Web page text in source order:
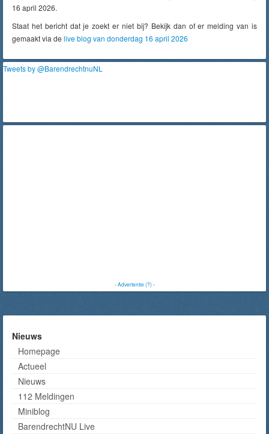
16 april 2026.
Staat het bericht dat je zoekt er niet bij? Bekijk dan of er melding van is
gemaakt via de live blog van donderdag 16 april 2026
Tweets by @BarendrechtnuNL
-Advertentie (?)-
Nieuws
Homepage
Actueel
Nieuws
112 Meldingen
Miniblog
BarendrechtNU Live